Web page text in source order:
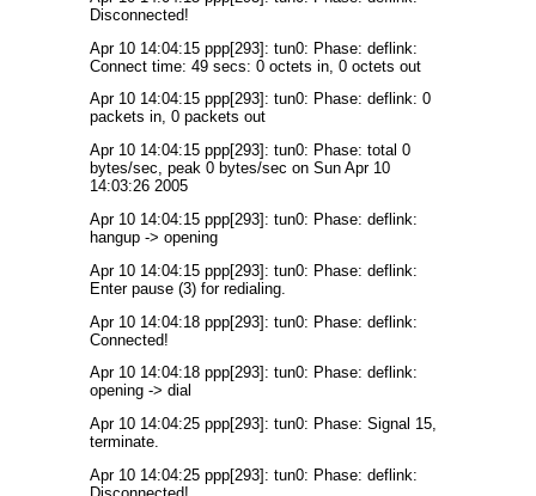
Disconnected!
Apr 10 14:04:15 ppp[293]: tun0: Phase: deflink:
Connect time: 49 secs: 0 octets in, 0 octets out
Apr 10 14:04:15 ppp[293]: tun0: Phase: deflink: 0
packets in, 0 packets out
Apr 10 14:04:15 ppp[293]: tun0: Phase: total 0
bytes/sec, peak 0 bytes/sec on Sun Apr 10
14:03:26 2005
Apr 10 14:04:15 ppp[293]: tun0: Phase: deflink:
hangup -> opening
Apr 10 14:04:15 ppp[293]: tun0: Phase: deflink:
Enter pause (3) for redialing.
Apr 10 14:04:18 ppp[293]: tun0: Phase: deflink:
Connected!
Apr 10 14:04:18 ppp[293]: tun0: Phase: deflink:
opening -> dial
Apr 10 14:04:25 ppp[293]: tun0: Phase: Signal 15,
terminate.
Apr 10 14:04:25 ppp[293]: tun0: Phase: deflink: